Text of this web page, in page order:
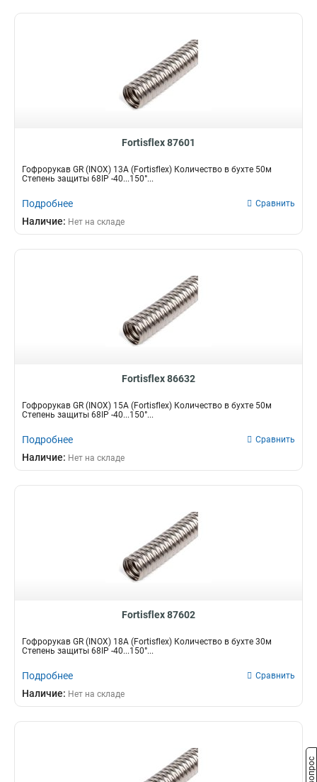
Fortisflex 87601
Гофрорукав GR (INOX) 13A (Fortisflex) Количество в бухте 50м
Степень защиты 68IP -40...150°...
Подробнее Сравнить
Наличие: Нет на складе
Fortisflex 86632
Гофрорукав GR (INOX) 15A (Fortisflex) Количество в бухте 50м
Степень защиты 68IP -40...150°...
Подробнее Сравнить
Наличие: Нет на складе
Fortisflex 87602
Гофрорукав GR (INOX) 18A (Fortisflex) Количество в бухте 30м
Степень защиты 68IP -40...150°...
Подробнее Сравнить
Наличие: Нет на складе